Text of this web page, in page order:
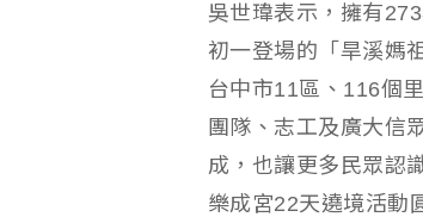
吳世瑋表示，擁有
初一登場的「旱溪媽
台中市11區、116個
團隊、志工及廣大信
成，也讓更多民眾認
樂成宮22天遶境活動